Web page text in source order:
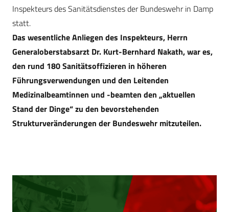
Inspekteurs des Sanitätsdienstes der Bundeswehr in Damp
statt.
Das wesentliche Anliegen des Inspekteurs, Herrn
Generaloberstabsarzt Dr. Kurt-Bernhard Nakath, war es,
den rund 180 Sanitätsoffizieren in höheren
Führungsverwendungen und den Leitenden
Medizinalbeamtinnen und -beamten den „aktuellen
Stand der Dinge“ zu den bevorstehenden
Strukturveränderungen der Bundeswehr mitzuteilen.